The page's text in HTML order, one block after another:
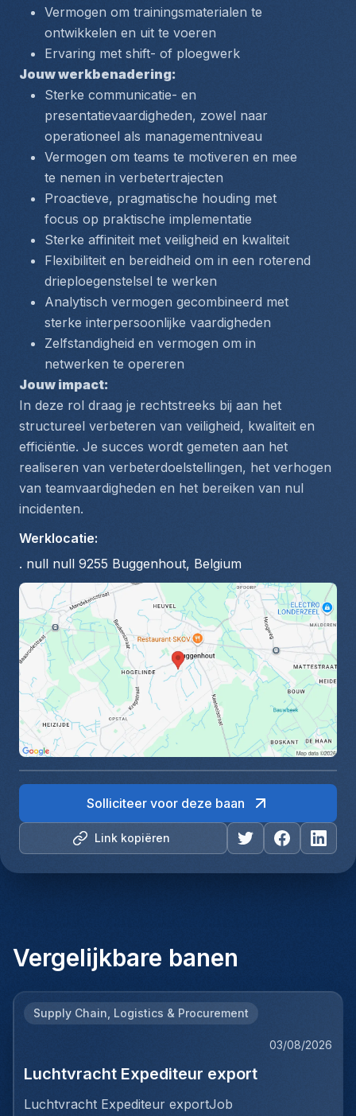
Vermogen om trainingsmaterialen te
ontwikkelen en uit te voeren
Ervaring met shift- of ploegwerk
Jouw werkbenadering:
Sterke communicatie- en
presentatievaardigheden, zowel naar
operationeel als managementniveau
Vermogen om teams te motiveren en mee
te nemen in verbetertrajecten
Proactieve, pragmatische houding met
focus op praktische implementatie
Sterke affiniteit met veiligheid en kwaliteit
Flexibiliteit en bereidheid om in een roterend
drieploegenstelsel te werken
Analytisch vermogen gecombineerd met
sterke interpersoonlijke vaardigheden
Zelfstandigheid en vermogen om in
netwerken te opereren
Jouw impact:
In deze rol draag je rechtstreeks bij aan het
structureel verbeteren van veiligheid, kwaliteit en
efficiëntie. Je succes wordt gemeten aan het
realiseren van verbeterdoelstellingen, het verhogen
van teamvaardigheden en het bereiken van nul
incidenten.
Werklocatie:
. null null 9255 Buggenhout, Belgium
Link kopiëren
Solliciteer voor deze baan
Vergelijkbare banen
Supply Chain, Logistics & Procurement
03/08/2026
Luchtvracht Expediteur export
Luchtvracht Expediteur exportJob